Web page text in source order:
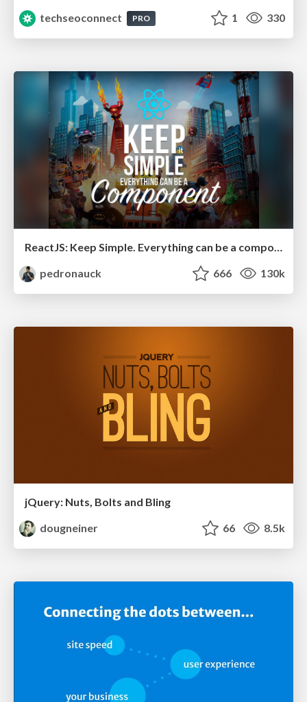
techseoconnect
PRO 1 330
pedronauck
666 130k
jQuery: Nuts, Bolts and Bling
dougneiner
66 8.5k